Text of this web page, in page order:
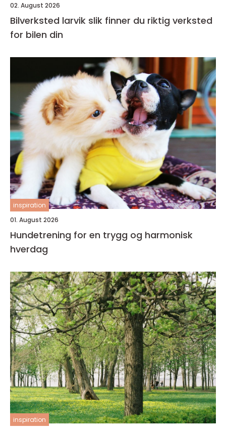
02. August 2026
Bilverksted larvik slik finner du riktig verksted
for bilen din
inspiration
01. August 2026
Hundetrening for en trygg og harmonisk
hverdag
inspiration